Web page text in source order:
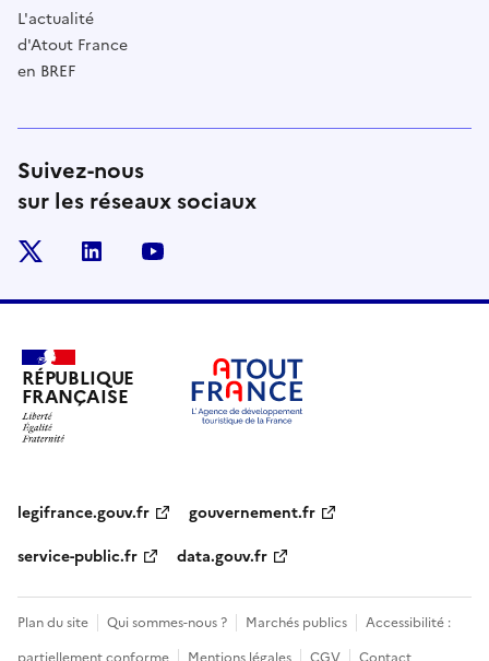
L'actualité
d'Atout France
en BREF
Suivez-nous
sur les réseaux sociaux
linkedin
RÉPUBLIQUE
FRANÇAISE
legifrance.gouv.fr
gouvernement.fr
service-public.fr
data.gouv.fr
Plan du site Qui sommes-nous ? Marchés publics
Accessibilité :